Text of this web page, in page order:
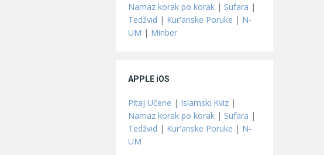
Namaz korak po korak | Sufara |
Tedžvid | Kur'anske Poruke | N-
UM | Minber
APPLE iOS
Pitaj Učene | Islamski Kviz |
Namaz korak po korak | Sufara |
Tedžvid | Kur'anske Poruke | N-
UM